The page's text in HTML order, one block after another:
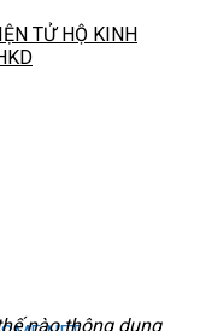
TỬ HỘ KINH
nào thông dụng